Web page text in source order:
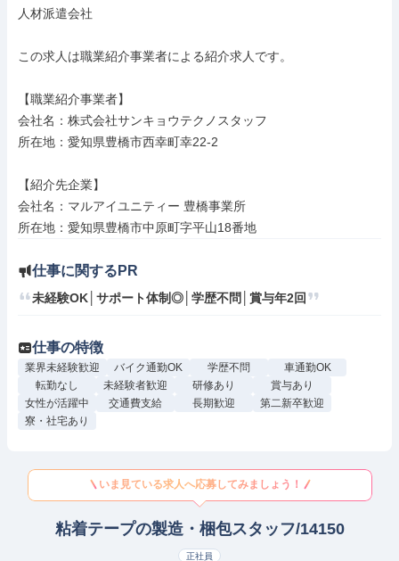
人材派遣会社
この求人は職業紹介事業者による紹介求人です。
【職業紹介事業者】
会社名：株式会社サンキョウテクノスタッフ
所在地：愛知県豊橋市西幸町幸22-2
【紹介先企業】
会社名：マルアイユニティー 豊橋事業所
所在地：愛知県豊橋市中原町字平山18番地
仕事に関するPR
未経験OK│サポート体制◎│学歴不問│賞与年2回
仕事の特徴
業界未経験歓迎 バイク通勤OK 学歴不問
車通勤OK
転勤なし
未経験者歓迎 研修あり
賞与あり
女性が活躍中
交通費支給 長期歓迎
第二新卒歓迎
寮・社宅あり
いま見ている求人へ応募してみましょう！
粘着テープの製造・梱包スタッフ/14150
正社員